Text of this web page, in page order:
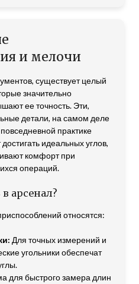
и мелочи
существует целый
значительно
ее точность. Эти,
детали, на самом деле
практике
идеальных углов,
комфорт при
операций.
арсенал?
относятся:
Для точных измерений и
угольники обеспечат
для быстрого замера длин